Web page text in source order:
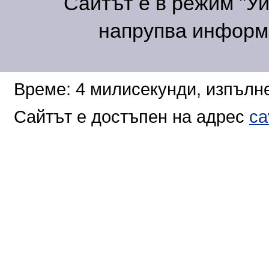
напрупва
Време: 4 милисекунди,
Сайтът е достъпен на адрес